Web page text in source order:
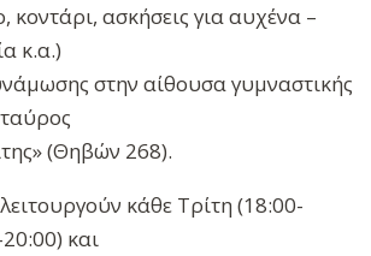
κοντάρι, ασκήσεις για αυχένα –
κ.α.)
στην αίθουσα γυμναστικής
(Θηβών 268).
κάθε Τρίτη (18:00-
και